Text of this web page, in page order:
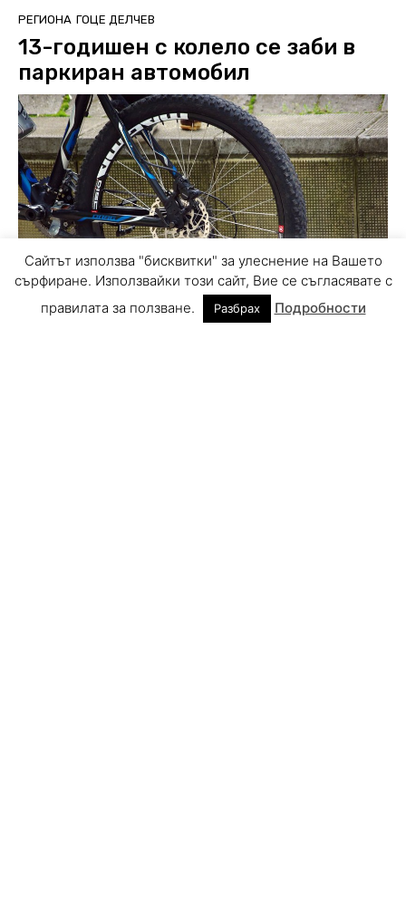
Сайтът използва "бисквитки" за улеснение на Вашето